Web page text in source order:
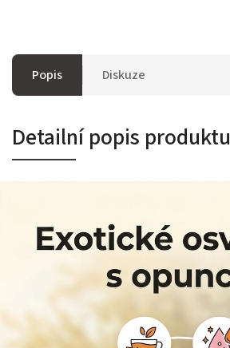
Popis Diskuze
Detailní popis produktu